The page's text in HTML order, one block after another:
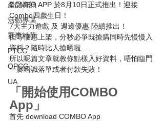
產品資訊
活動專區
賽事精華
PTCG
OPCG
UA
COMBO APP 於8月10日正式推出！迎接
Combo四歲生日！
7大主力遊戲 及 週邊優惠 陸續推出！
但等優惠上架，分秒必爭既搶購同時先慢慢入
資料？隨時比人搶晒啦…
所以呢篇文章就教你點樣入好資料，唔怕臨門
一腳唔識落單或者付款失敗！
「開始使用COMBO
App」
首先 download COMBO App